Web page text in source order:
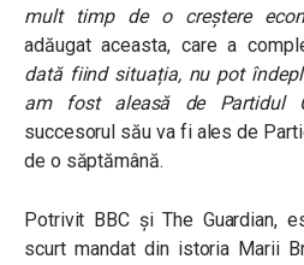
mult timp de o creștere
adăugat aceasta, care a
dată fiind situația, nu pot
am fost aleasă de Partidul
succesorul său va fi ales de
de o săptămână.
Potrivit BBC și The Guardian,
scurt mandat din istoria Marii